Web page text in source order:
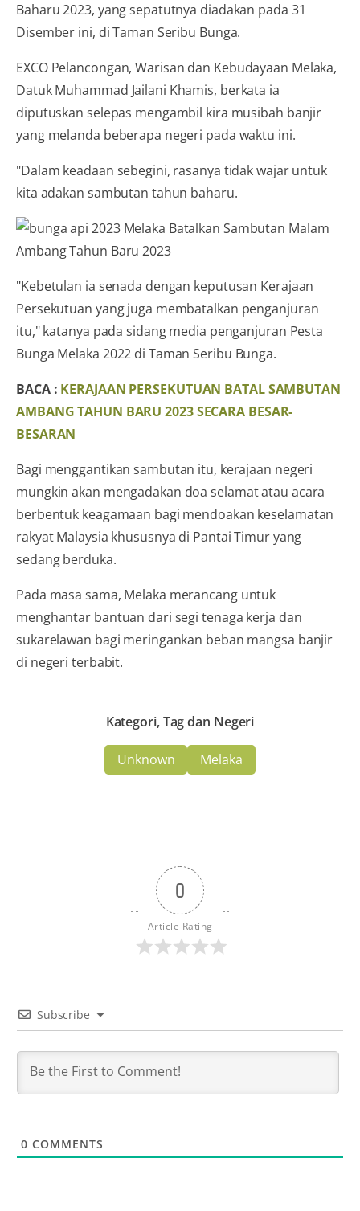
Baharu 2023, yang sepatutnya diadakan pada 31
Disember ini, di Taman Seribu Bunga.
EXCO Pelancongan, Warisan dan Kebudayaan Melaka,
Datuk Muhammad Jailani Khamis, berkata ia
diputuskan selepas mengambil kira musibah banjir
yang melanda beberapa negeri pada waktu ini.
"Dalam keadaan sebegini, rasanya tidak wajar untuk
kita adakan sambutan tahun baharu.
"Kebetulan ia senada dengan keputusan Kerajaan
Persekutuan yang juga membatalkan penganjuran
itu," katanya pada sidang media penganjuran Pesta
Bunga Melaka 2022 di Taman Seribu Bunga.
BACA : KERAJAAN PERSEKUTUAN BATAL SAMBUTAN
AMBANG TAHUN BARU 2023 SECARA BESAR-
BESARAN
Bagi menggantikan sambutan itu, kerajaan negeri
mungkin akan mengadakan doa selamat atau acara
berbentuk keagamaan bagi mendoakan keselamatan
rakyat Malaysia khususnya di Pantai Timur yang
sedang berduka.
Pada masa sama, Melaka merancang untuk
menghantar bantuan dari segi tenaga kerja dan
sukarelawan bagi meringankan beban mangsa banjir
di negeri terbabit.
Kategori, Tag dan Negeri
Unknown Melaka
0
Article Rating
Subscribe
0 COMMENTS